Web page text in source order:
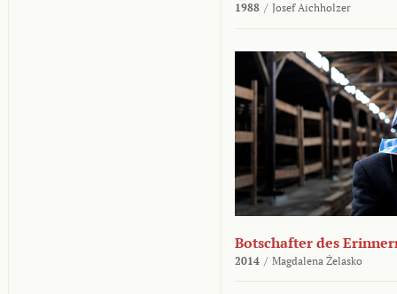
1988 / Josef Aichholzer
Botschafter des
2014 / Magdalena Żelasko